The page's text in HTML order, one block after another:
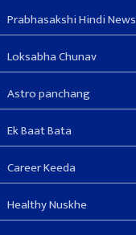
Prabhasakshi Hindi News
Loksabha Chunav
Astro panchang
Ek Baat Bata
Career Keeda
Healthy Nuskhe